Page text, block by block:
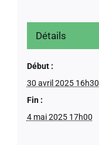
Détails
Début :
30 avril 2025 16h30
Fin :
4 mai 2025 17h00